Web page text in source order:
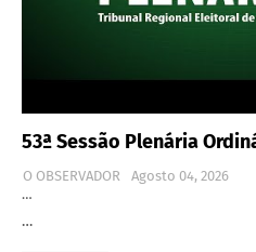
53ª Sessão Plenária
O OBSERVADOR
Agosto 04, 2026
…
…